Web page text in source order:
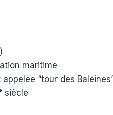
maritime
“tour des
siècle